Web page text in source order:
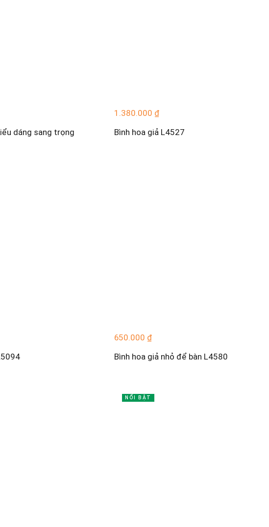
dáng sang trọng
1.380.000 ₫
Bình hoa giả L4527
650.000 ₫
Bình hoa giả nhỏ để bàn L4580
NỔI BẬT